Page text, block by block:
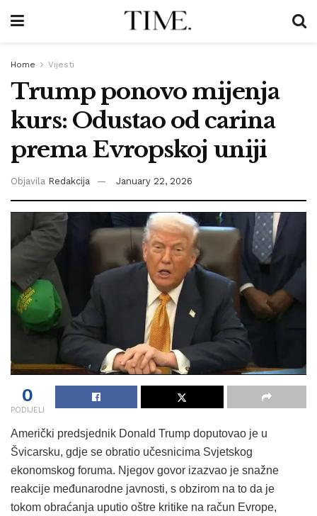
Home Vijesti
Trump ponovo mijenja
kurs: Odustao od carina
prema Evropskoj uniji
Objavila Redakcija January 22, 2026
0
PODIJELI
Američki predsjednik Donald Trump doputovao je u
Švicarsku, gdje se obratio učesnicima Svjetskog
ekonomskog foruma. Njegov govor izazvao je snažne
reakcije međunarodne javnosti, s obzirom na to da je
tokom obraćanja uputio oštre kritike na račun Evrope,